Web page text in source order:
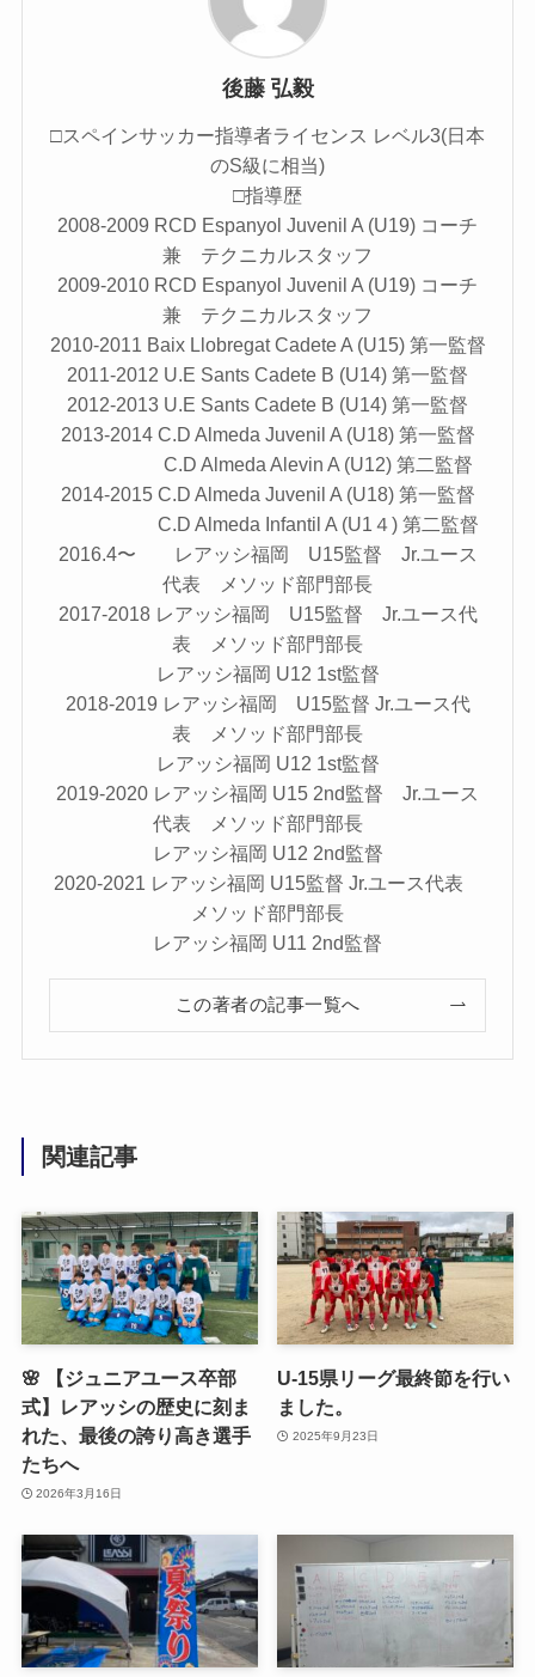
後藤 弘毅
□スペインサッカー指導者ライセンス レベル3(日本
のS級に相当)
□指導歴
2008-2009 RCD Espanyol Juvenil A (U19) コーチ
兼 テクニカルスタッフ
2009-2010 RCD Espanyol Juvenil A (U19) コーチ
兼 テクニカルスタッフ
2010-2011 Baix Llobregat Cadete A (U15) 第一監督
2011-2012 U.E Sants Cadete B (U14) 第一監督
2012-2013 U.E Sants Cadete B (U14) 第一監督
2013-2014 C.D Almeda Juvenil A (U18) 第一監督
C.D Almeda Alevin A (U12) 第二監督
2014-2015 C.D Almeda Juvenil A (U18) 第一監督
C.D Almeda Infantil A (U1４) 第二監督
2016.4〜 レアッシ福岡 U15監督 Jr.ユース
代表 メソッド部門部長
2017-2018 レアッシ福岡 U15監督 Jr.ユース代
表 メソッド部門部長
レアッシ福岡 U12 1st監督
2018-2019 レアッシ福岡 U15監督 Jr.ユース代
表 メソッド部門部長
レアッシ福岡 U12 1st監督
2019-2020 レアッシ福岡 U15 2nd監督 Jr.ユース
代表 メソッド部門部長
レアッシ福岡 U12 2nd監督
2020-2021 レアッシ福岡 U15監督 Jr.ユース代表
メソッド部門部長
レアッシ福岡 U11 2nd監督
この著者の記事一覧へ
関連記事
🌸 【ジュニアユース卒部
式】レアッシの歴史に刻ま
れた、最後の誇り高き選手
たちへ
2026年3月16日
U-15県リーグ最終節を行い
ました。
2025年9月23日